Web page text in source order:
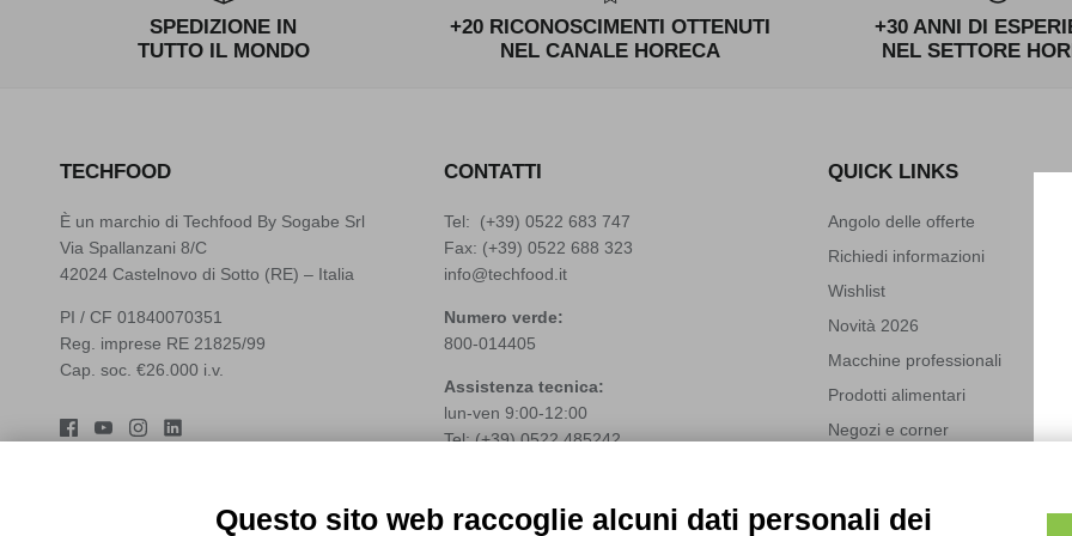
SPEDIZIONE IN
TUTTO IL MONDO
+20 RICONOSCIMENTI OTTENUTI
NEL CANALE HORECA
+30 ANNI DI
NEL SETTORE
TECHFOOD
È un marchio di Techfood By Sogabe Srl
Via Spallanzani 8/C
42024 Castelnovo di Sotto (RE) – Italia
PI / CF 01840070351
Reg. imprese RE 21825/99
Cap. soc. €26.000 i.v.
CONTATTI
Tel: (+39) 0522 683 747
Fax: (+39) 0522 688 323
info@techfood.it
Numero verde:
800-014405
Assistenza tecnica:
lun-ven 9:00-12:00
Tel: (+39)0522 485242
QUICK LINKS
Angolo delle offerte
Richiedi informazioni
Wishlist
Novità 2026
Macchine professionali
Prodotti alimentari
Negozi e corner
Questo sito web raccoglie alcuni dati personali dei